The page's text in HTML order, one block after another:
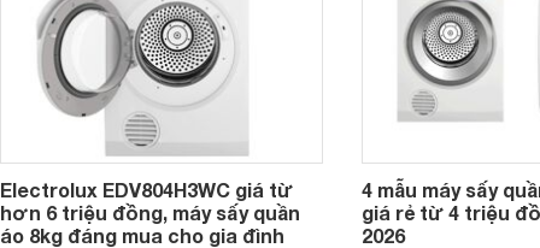
Electrolux EDV804H3WC giá từ
hơn 6 triệu đồng, máy sấy quần
áo 8kg đáng mua cho gia đình
4 mẫu máy sấy
giá rẻ từ 4 triệu
2026